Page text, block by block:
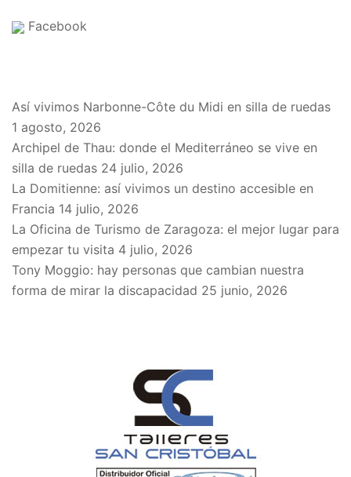
Facebook
Así vivimos Narbonne-Côte du Midi en silla de ruedas
1 agosto, 2026
Archipel de Thau: donde el Mediterráneo se vive en
silla de ruedas 24 julio, 2026
La Domitienne: así vivimos un destino accesible en
Francia 14 julio, 2026
La Oficina de Turismo de Zaragoza: el mejor lugar para
empezar tu visita 4 julio, 2026
Tony Moggio: hay personas que cambian nuestra
forma de mirar la discapacidad 25 junio, 2026